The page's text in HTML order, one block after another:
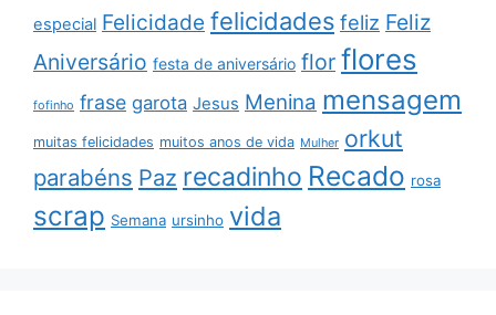
especial Felicidade felicidades feliz Feliz
Aniversário festa de aniversário flor flores
fofinho frase garota Jesus Menina mensagem
muitas felicidades muitos anos de vida Mulher orkut
parabéns Paz recadinho Recado rosa
scrap Semana ursinho vida